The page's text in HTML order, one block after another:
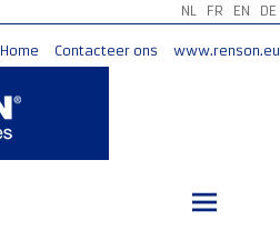
NL FR EN DE
Home Contacteer ons www.renson.eu